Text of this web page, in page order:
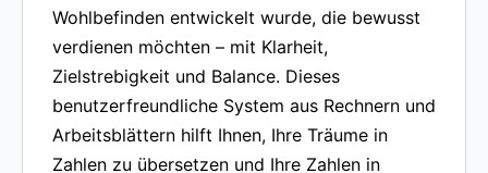
Wohlbefinden entwickelt wurde, die bewusst
verdienen möchten – mit Klarheit,
Zielstrebigkeit und Balance. Dieses
benutzerfreundliche System aus Rechnern und
Arbeitsblättern hilft Ihnen, Ihre Träume in
Zahlen zu übersetzen und Ihre Zahlen in